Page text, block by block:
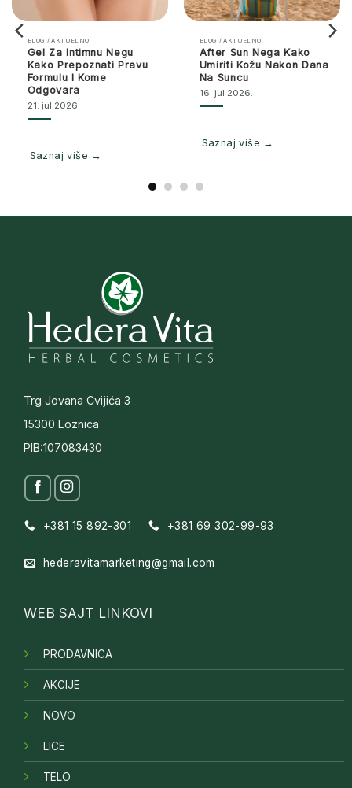
BLOG / AKTUELNO
Gel Za Intimnu Negu
Kako Prepoznati Pravu
Formulu I Kome
Odgovara
21. jul 2026.
Saznaj više →
BLOG / AKTUELNO
After Sun Nega Kako
Umiriti Kožu Nakon Dana
Na Suncu
16. jul 2026.
Saznaj više →
Trg Jovana Cvijića 3
15300 Loznica
PIB:107083430
+381 15 892-301 +381 69 302-99-93
hederavitamarketing@gmail.com
WEB SAJT LINKOVI
PRODAVNICA
AKCIJE
NOVO
LICE
TELO